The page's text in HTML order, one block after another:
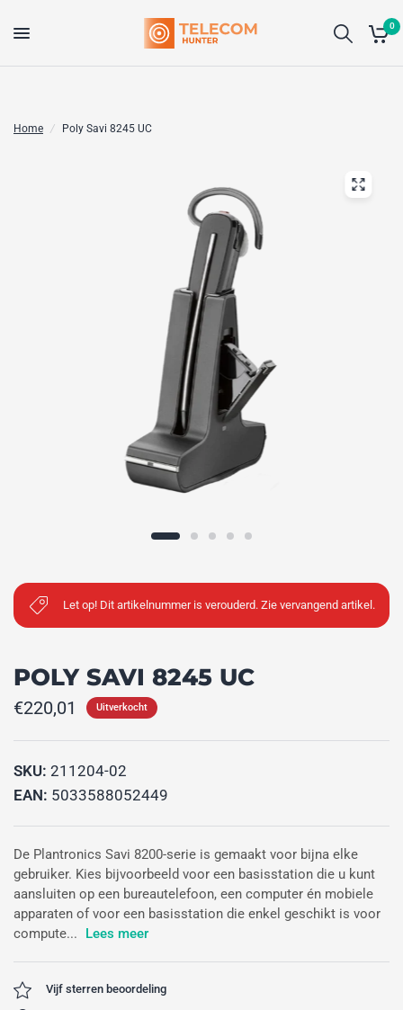
0
Home / Poly Savi 8245 UC
Let op! Dit artikelnummer is verouderd. Zie vervangend artikel.
POLY SAVI 8245 UC
€220,01 Uitverkocht
SKU: 211204-02
EAN: 5033588052449
De Plantronics Savi 8200-serie is gemaakt voor bijna elke
gebruiker. Kies bijvoorbeeld voor een basisstation die u kunt
aansluiten op een bureautelefoon, een computer én mobiele
apparaten of voor een basisstation die enkel geschikt is voor
compute...
Lees meer
Vijf sterren beoordeling